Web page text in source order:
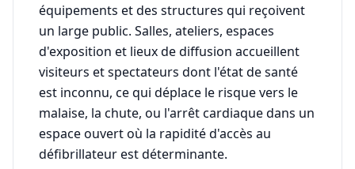
équipements et des structures qui reçoivent
un large public. Salles, ateliers, espaces
d'exposition et lieux de diffusion accueillent
visiteurs et spectateurs dont l'état de santé
est inconnu, ce qui déplace le risque vers le
malaise, la chute, ou l'arrêt cardiaque dans un
espace ouvert où la rapidité d'accès au
défibrillateur est déterminante.